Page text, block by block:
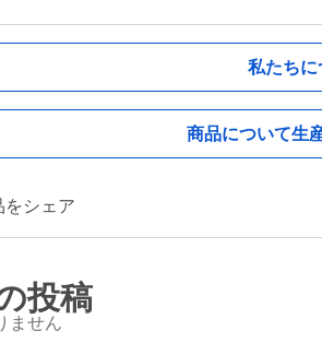
私たちに
商品について生
をシェア
投稿
ません